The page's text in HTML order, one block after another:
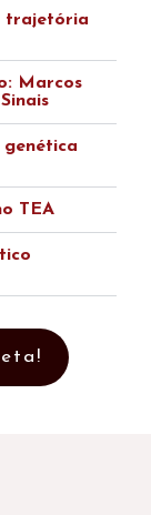
trajetória
Marcos
TEA